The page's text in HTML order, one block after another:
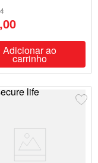
Adicionar ao
carrinho